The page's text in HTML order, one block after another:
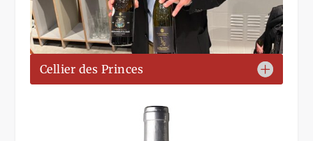
Cellier des Princes